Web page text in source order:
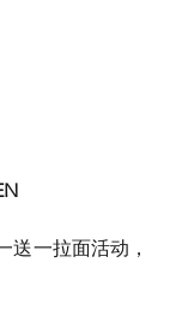
送一拉面活动，